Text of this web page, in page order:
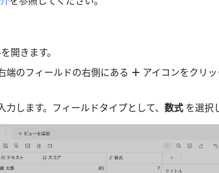
開きます。
端のフィールドの右側にある ＋ アイコンをクリ
します。フィールドタイプとして、 数式 を選択